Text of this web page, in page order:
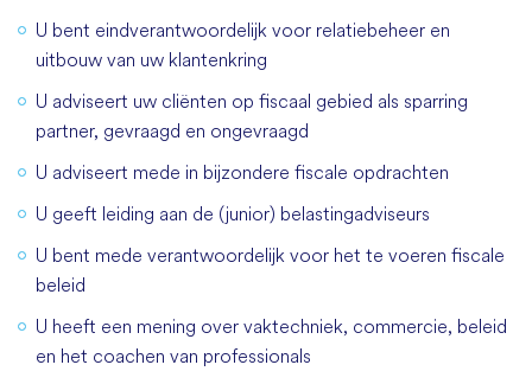
U bent eindverantwoordelijk voor relatiebeheer en
uitbouw van uw klantenkring
U adviseert uw cliënten op fiscaal gebied als sparring
partner, gevraagd en ongevraagd
U adviseert mede in bijzondere fiscale opdrachten
U geeft leiding aan de (junior) belastingadviseurs
U bent mede verantwoordelijk voor het te voeren fiscale
beleid
U heeft een mening over vaktechniek, commercie, beleid
en het coachen van professionals